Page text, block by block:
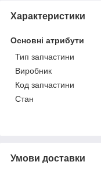
Характеристики
Основні атрибути
Тип запчастини
Виробник
Код запчастини
Стан
Умови доставки